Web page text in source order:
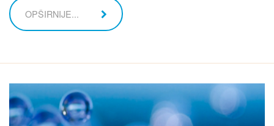
OPŠIRNIJE...